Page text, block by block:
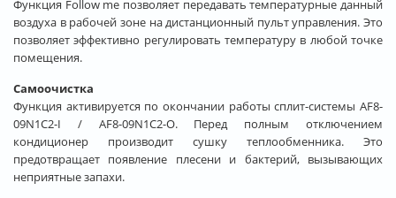
Функция Follow me позволяет передавать температурные данный
воздуха в рабочей зоне на дистанционный пульт управления. Это
позволяет эффективно регулировать температуру в любой точке
помещения.
Самоочистка
Функция активируется по окончании работы сплит-системы AF8-
09N1C2-I / AF8-09N1C2-O. Перед полным отключением
кондиционер производит сушку теплообменника. Это
предотвращает появление плесени и бактерий, вызывающих
неприятные запахи.